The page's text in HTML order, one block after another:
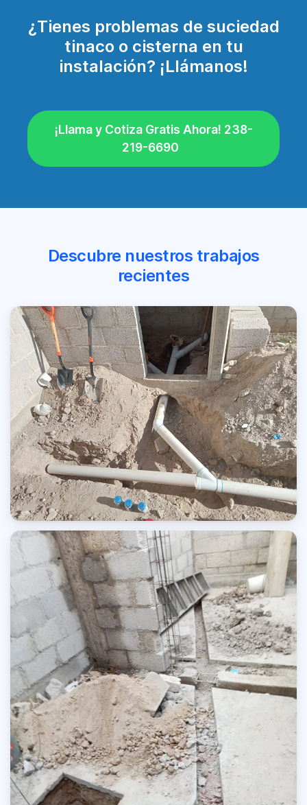
¿Tienes problemas de suciedad
tinaco o cisterna en tu
instalación? ¡Llámanos!
¡Llama y Cotiza Gratis Ahora! 238-
219-6690
Descubre nuestros trabajos
recientes